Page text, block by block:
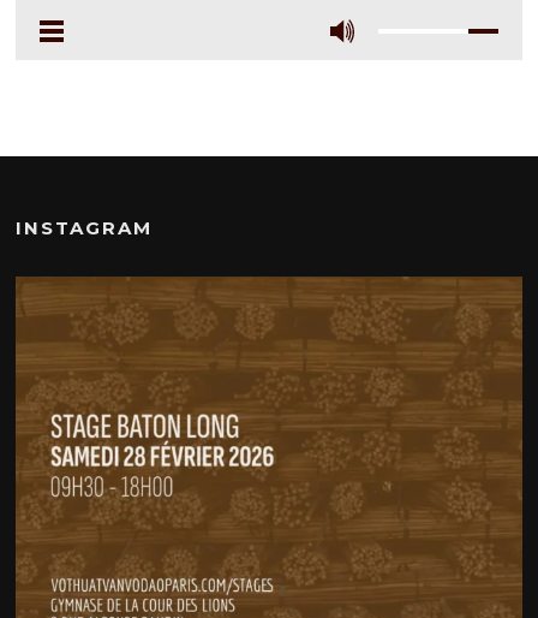
INSTAGRAM